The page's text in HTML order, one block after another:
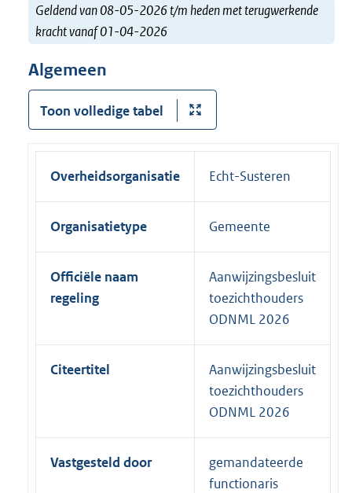
Geldend van 08-05-2026 t/m heden met terugwerkende
kracht vanaf 01-04-2026
Algemeen
Toon volledige tabel
Overheidsorganisatie Echt-Susteren
Organisatietype Gemeente
Officiële naam
regeling
Aanwijzingsbesluit
toezichthouders
ODNML 2026
Citeertitel
Aanwijzingsbesluit
toezichthouders
ODNML 2026
Vastgesteld door
gemandateerde
functionaris